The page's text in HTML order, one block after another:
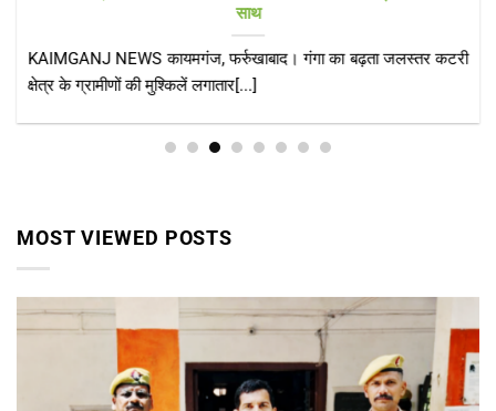
साथ
KAIMGANJ NEWS कायमगंज, फर्रुखाबाद। गंगा का बढ़ता जलस्तर कटरी
क्षेत्र के ग्रामीणों की मुश्किलें लगातार[...]
MOST VIEWED POSTS